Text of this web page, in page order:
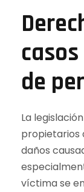
de
La
propietarios
daños
víctima se